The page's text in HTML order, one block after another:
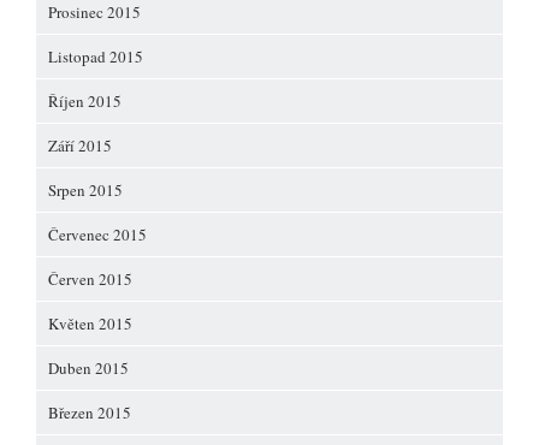
Prosinec 2015
Listopad 2015
Říjen 2015
Září 2015
Srpen 2015
Červenec 2015
Červen 2015
Květen 2015
Duben 2015
Březen 2015